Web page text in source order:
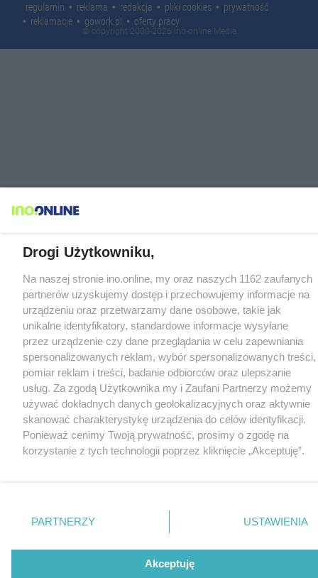
regulamin reklama redakcja pliki cookies
prywatność
reklamacje
gowork.pl oferty pracy
© copyright 2000-2026 Ino-online Media
Drogi Użytkowniku,
Na naszej stronie ino.online, my oraz naszych 1162 zaufanych
partnerów uzyskujemy dostęp i przechowujemy informacje na
urządzeniu oraz przetwarzamy dane osobowe, takie jak
unikalne identyfikatory, standardowe informacje wysyłane
przez urządzenie czy dane przeglądania w celu zapewniania
spersonalizowanych reklam, wybór spersonalizowanych treści,
pomiar reklam i treści, badanie odbiorców oraz ulepszanie
usług. Za zgodą Użytkownika my i Zaufani Partnerzy możemy
używać dokładnych danych geolokalizacyjnych oraz aktywnie
skanować charakterystykę urządzenia do celów identyfikacji.
Ponieważ cenimy Twoją prywatność, prosimy o zgodę na
korzystanie z tych technologii poprzez kliknięcie „Akceptuję”.
nie wymagają zgody użytkownika, ale masz prawo sprzeciwić
się takiemu przetwarzaniu. Preferencje będą miały
Zapoznaj się z poniższymi informacjami, abyś mógł świadomie
PARTNERZY USTAWIENIA
Akceptuję